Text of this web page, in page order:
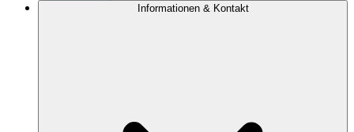
Informationen & Kontakt